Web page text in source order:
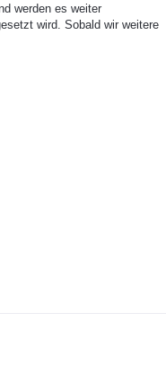
werden es weiter
wird. Sobald wir weitere